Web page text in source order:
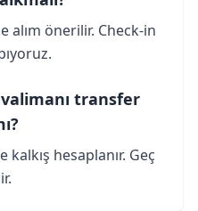
alım önerilir. Check-in
transfer
kalkış hesaplanır. Geç